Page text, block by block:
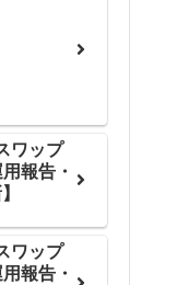
ワップ
報告・
ワップ
報告・